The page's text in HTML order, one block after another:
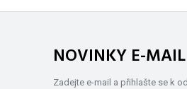
NOVINKY E-
Zadejte e-mail a přihlašte se k